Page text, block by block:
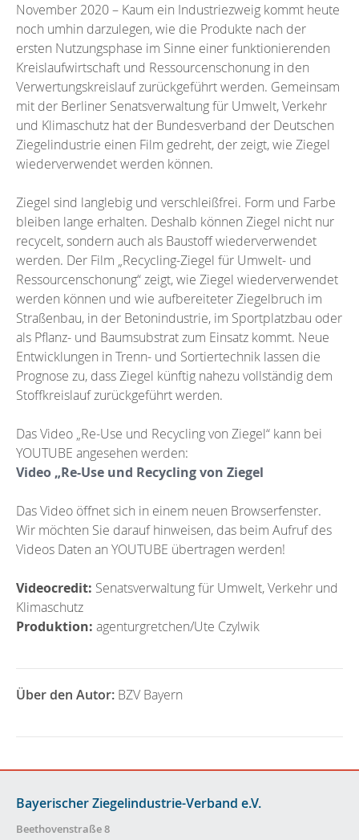
November 2020 – Kaum ein Industriezweig kommt heute
noch umhin darzulegen, wie die Produkte nach der
ersten Nutzungsphase im Sinne einer funktionierenden
Kreislaufwirtschaft und Ressourcenschonung in den
Verwertungskreislauf zurückgeführt werden. Gemeinsam
mit der Berliner Senatsverwaltung für Umwelt, Verkehr
und Klimaschutz hat der Bundesverband der Deutschen
Ziegelindustrie einen Film gedreht, der zeigt, wie Ziegel
wiederverwendet werden können.
Ziegel sind langlebig und verschleißfrei. Form und Farbe
bleiben lange erhalten. Deshalb können Ziegel nicht nur
recycelt, sondern auch als Baustoff wiederverwendet
werden. Der Film „Recycling-Ziegel für Umwelt- und
Ressourcenschonung“ zeigt, wie Ziegel wiederverwendet
werden können und wie aufbereiteter Ziegelbruch im
Straßenbau, in der Betonindustrie, im Sportplatzbau oder
als Pflanz- und Baumsubstrat zum Einsatz kommt. Neue
Entwicklungen in Trenn- und Sortiertechnik lassen die
Prognose zu, dass Ziegel künftig nahezu vollständig dem
Stoffkreislauf zurückgeführt werden.
Das Video „Re-Use und Recycling von Ziegel“ kann bei
YOUTUBE angesehen werden:
Video „Re-Use und Recycling von Ziegel
Das Video öffnet sich in einem neuen Browserfenster.
Wir möchten Sie darauf hinweisen, das beim Aufruf des
Videos Daten an YOUTUBE übertragen werden!
Videocredit: Senatsverwaltung für Umwelt, Verkehr und
Klimaschutz
Produktion: agenturgretchen/Ute Czylwik
Über den Autor: BZV Bayern
Bayerischer Ziegelindustrie-Verband e.V.
Beethovenstraße 8